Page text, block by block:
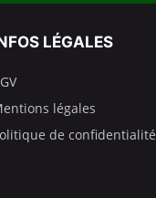
LÉGALES
légales
de confidentialité